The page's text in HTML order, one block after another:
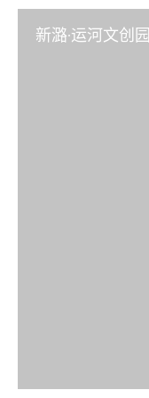
新潞·运河文创园